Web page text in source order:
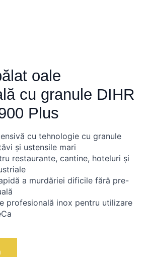
oale
cu granule DIHR
Plus
cu tehnologie cu granule
și ustensile mari
restaurante, cantine, hoteluri și
a murdăriei dificile fără pre-
profesională inox pentru utilizare